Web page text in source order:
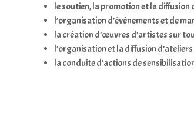
le soutien, la promotion et la diffusion
l’organisation d’événements et de
la création d’œuvres d’artistes sur
l’organisation et la diffusion
la conduite d’actions de